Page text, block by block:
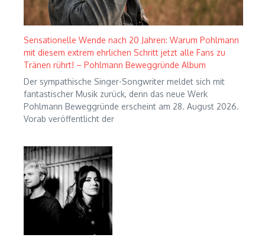
Sensationelle Wende nach 20 Jahren: Warum Pohlmann
mit diesem extrem ehrlichen Schritt jetzt alle Fans zu
Tränen rührt! – Pohlmann Beweggründe Album
Der sympathische Singer-Songwriter meldet sich mit
fantastischer Musik zurück, denn das neue Werk
Pohlmann Beweggründe erscheint am 28. August 2026.
Vorab veröffentlicht der